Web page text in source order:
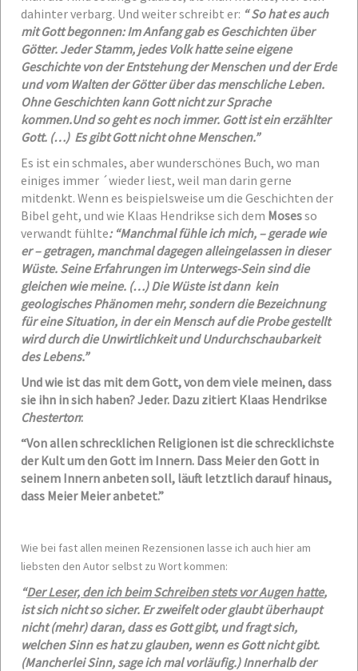
dahinter verbarg. Und weiter schreibt er: “ So hat es auch
mit Gott begonnen: Im Anfang gab es Geschichten über
Götter. Jeder Stamm, jedes Volk hatte seine eigene
Geschichte von der Entstehung der Menschen und der Erde
und vom Walten der Götter über das menschliche Leben.
Ohne Geschichten kann Gott nicht zur Sprache
kommen.Und so geht es noch immer. Gott ist ein erzählter
Gott. (…) Es gibt Gott nicht ohne Menschen.”
Es ist ein schmales, aber wunderschönes Buch, wo man
einiges immer ´wieder liest, weil man darin gerne
mitdenkt. Wenn es beispielsweise um die Geschichten der
Bibel geht, und wie Klaas Hendrikse sich dem Mosesso
verwandt fühlte: “Manchmal fühle ich mich, – gerade wie
er – getragen, manchmal dagegen alleingelassen in dieser
Wüste. Seine Erfahrungen im Unterwegs-Sein sind die
gleichen wie meine. (…) Die Wüste ist dann kein
geologisches Phänomen mehr, sondern die Bezeichnung
für eine Situation, in der ein Mensch auf die Probe gestellt
wird durch die Unwirtlichkeit und Undurchschaubarkeit
des Lebens.”
Und wie ist das mit dem Gott, von dem viele meinen, dass
sie ihn in sich haben? Jeder. Dazu zitiert Klaas Hendrikse
Chesterton:
“Von allen schrecklichen Religionen ist die schrecklichste
der Kult um den Gott im Innern. Dass Meier den Gott in
seinem Innern anbeten soll, läuft letztlich darauf hinaus,
dass Meier Meier anbetet.”
Wie bei fast allen meinen Rezensionen lasse ich auch hier am
liebsten den Autor selbst zu Wort kommen:
“Der Leser, den ich beim Schreiben stets vor Augen hatte,
ist sich nicht so sicher. Er zweifelt oder glaubt überhaupt
nicht (mehr) daran, dass es Gott gibt, und fragt sich,
welchen Sinn es hat zu glauben, wenn es Gott nicht gibt.
(Mancherlei Sinn, sage ich mal vorläufig.) Innerhalb der